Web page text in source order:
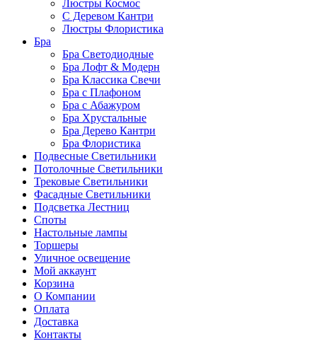
Люстры Космос
С Деревом Кантри
Люстры Флористика
Бра
Бра Светодиодные
Бра Лофт & Модерн
Бра Классика Свечи
Бра с Плафоном
Бра с Абажуром
Бра Хрустальные
Бра Дерево Кантри
Бра Флористика
Подвесные Светильники
Потолочные Светильники
Трековые Светильники
Фасадные Светильники
Подсветка Лестниц
Споты
Настольные лампы
Торшеры
Уличное освещение
Мой аккаунт
Корзина
О Компании
Оплата
Доставка
Контакты